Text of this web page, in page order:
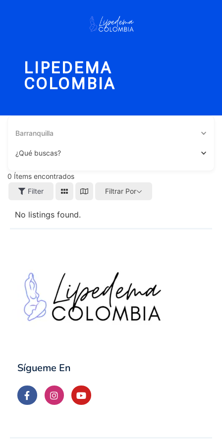
LIPEDEMA
COLOMBIA
Barranquilla
¿Qué buscas?
0 Ítems encontrados
Filter
Filtrar Por
No listings found.
Sígueme En